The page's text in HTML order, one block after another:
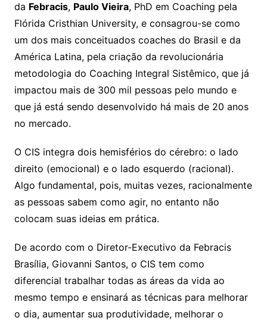
da Febracis, Paulo Vieira, PhD em Coaching pela
Flórida Cristhian University, e consagrou-se como
um dos mais conceituados coaches do Brasil e da
América Latina, pela criação da revolucionária
metodologia do Coaching Integral Sistêmico, que já
impactou mais de 300 mil pessoas pelo mundo e
que já está sendo desenvolvido há mais de 20 anos
no mercado.
O CIS integra dois hemisférios do cérebro: o lado
direito (emocional) e o lado esquerdo (racional).
Algo fundamental, pois, muitas vezes, racionalmente
as pessoas sabem como agir, no entanto não
colocam suas ideias em prática.
De acordo com o Diretor-Executivo da Febracis
Brasília, Giovanni Santos, o CIS tem como
diferencial trabalhar todas as áreas da vida ao
mesmo tempo e ensinará as técnicas para melhorar
o dia, aumentar sua produtividade, melhorar o